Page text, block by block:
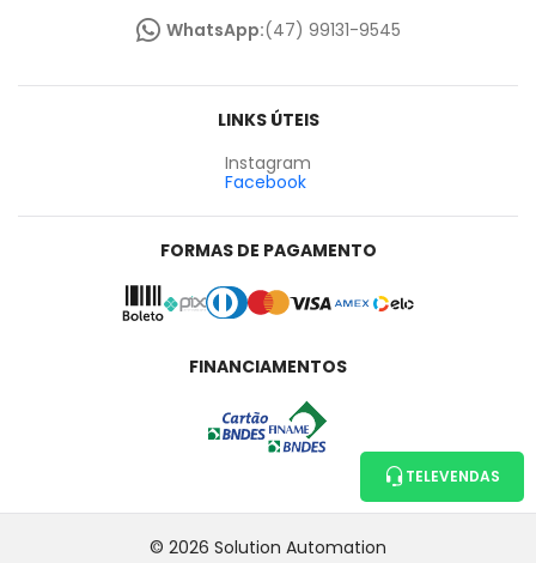
WhatsApp:(47) 99131-9545
LINKS ÚTEIS
Instagram
Facebook
FORMAS DE PAGAMENTO
FINANCIAMENTOS
© 2026 Solution Automation
TELEVENDAS